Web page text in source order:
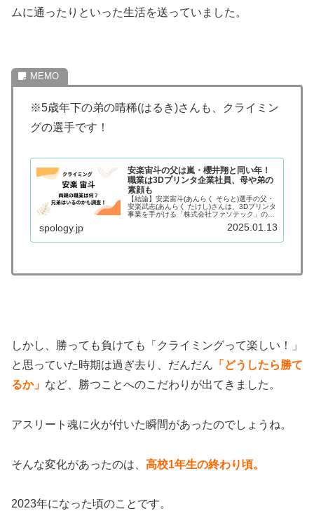
ムに通ったりといった生活を送っていました。
※5歳年下の弟の晴稀(はるき)さんも、クライミン
グの選手です！
安楽宙斗の父は嵐・櫻井翔と同い年！
職業は3Dプリンタ企業社員、母や弟の
素顔も
【結論】安楽宙斗(あんらく そらと)選手の父・
安楽武志(あんらく たけし)さんは、3Dプリンタ
事業を手がける「株式会社ファソテック」の社
員で、同社は安楽宙斗選手のスポンサー企業で
もあります。生年月日から計算すると、嵐の櫻
spology.jp 2025.01.13
しかし、勝っても負けても「クライミングって楽しい！」
と思っていた時期は過ぎ去り、だんだん 「どうしたら勝て
るか」 など、勝つことへのこだわりが出てきました。
アスリート魂に火が付いた瞬間があったのでしょうね。
そんな変化があったのは、 高校1年生の終わり頃。
2023年になった頃のことです。